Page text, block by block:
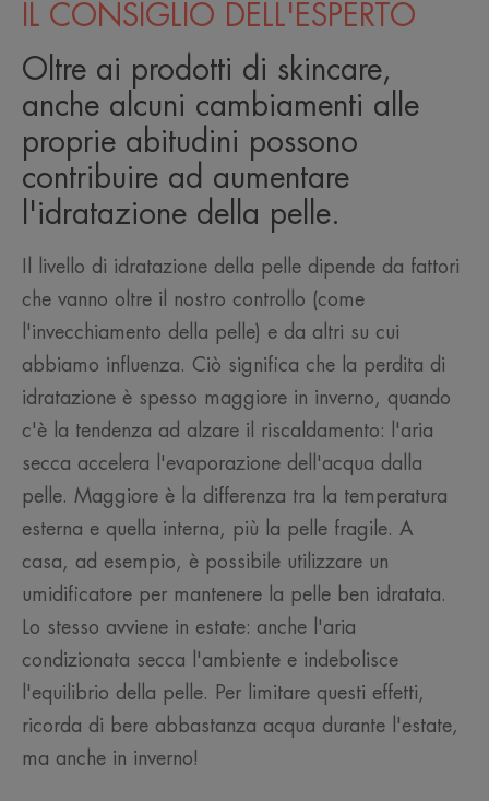
IL CONSIGLIO DELL'ESPERTO
Oltre ai prodotti di skincare,
anche alcuni cambiamenti alle
proprie abitudini possono
contribuire ad aumentare
l'idratazione della pelle.
Il livello di idratazione della pelle dipende da fattori
che vanno oltre il nostro controllo (come
l'invecchiamento della pelle) e da altri su cui
abbiamo influenza. Ciò significa che la perdita di
idratazione è spesso maggiore in inverno, quando
c'è la tendenza ad alzare il riscaldamento: l'aria
secca accelera l'evaporazione dell'acqua dalla
pelle. Maggiore è la differenza tra la temperatura
esterna e quella interna, più la pelle fragile. A
casa, ad esempio, è possibile utilizzare un
umidificatore per mantenere la pelle ben idratata.
Lo stesso avviene in estate: anche l'aria
condizionata secca l'ambiente e indebolisce
l'equilibrio della pelle. Per limitare questi effetti,
ricorda di bere abbastanza acqua durante l'estate,
ma anche in inverno!